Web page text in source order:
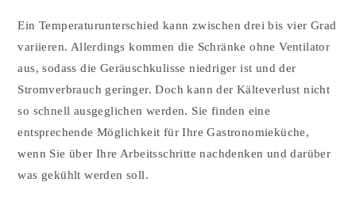
Ein Temperaturunterschied kann zwischen drei bis vier Grad
variieren. Allerdings kommen die Schränke ohne Ventilator
aus, sodass die Geräuschkulisse niedriger ist und der
Stromverbrauch geringer. Doch kann der Kälteverlust nicht
so schnell ausgeglichen werden. Sie finden eine
entsprechende Möglichkeit für Ihre Gastronomieküche,
wenn Sie über Ihre Arbeitsschritte nachdenken und darüber
was gekühlt werden soll.